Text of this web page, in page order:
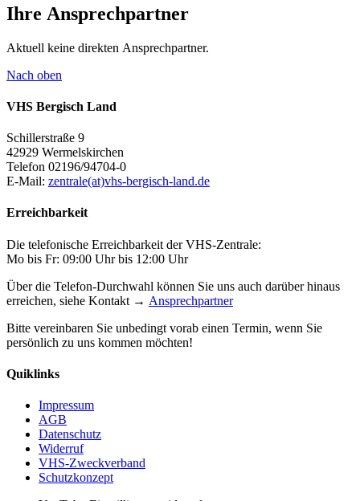
Ihre Ansprechpartner
Aktuell keine direkten Ansprechpartner.
Nach oben
VHS Bergisch Land
Schillerstraße 9
42929 Wermelskirchen
Telefon 02196/94704-0
E-Mail: zentrale(at)vhs-bergisch-land.de
Erreichbarkeit
Die telefonische Erreichbarkeit der VHS-Zentrale:
Mo bis Fr: 09:00 Uhr bis 12:00 Uhr
Über die Telefon-Durchwahl können Sie uns auch darüber hinaus
erreichen, siehe Kontakt → Ansprechpartner
Bitte vereinbaren Sie unbedingt vorab einen Termin, wenn Sie
persönlich zu uns kommen möchten!
Quiklinks
Impressum
AGB
Datenschutz
Widerruf
VHS-Zweckverband
Schutzkonzept